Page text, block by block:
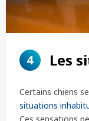
4 Les
Certains chiens
situations